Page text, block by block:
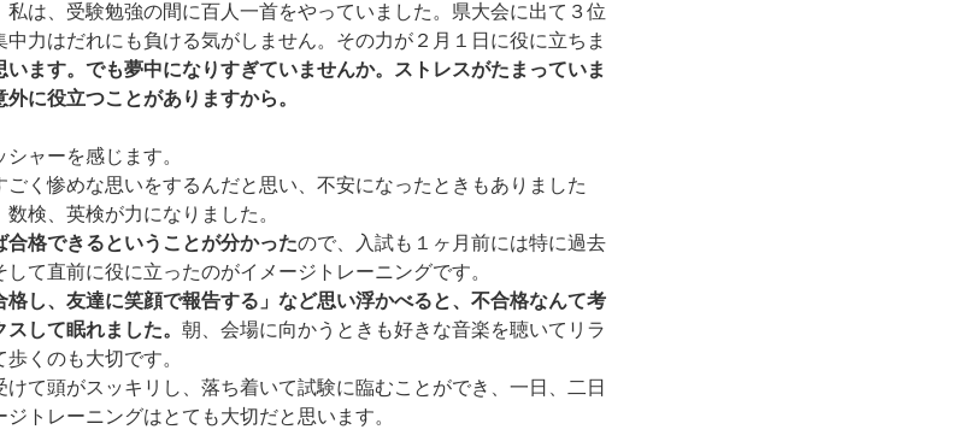
は、受験勉強の間に百人一首をやっていました。県大会に出て３位
力はだれにも負ける気がしません。その力が２月１日に役に立ちま
ます。でも夢中になりすぎていませんか。ストレスがたまっていま
に役立つことがありますから。
ャーを感じます。
く惨めな思いをするんだと思い、不安になったときもありました
検、英検が力になりました。
合格できるということが分かったので、入試も１ヶ月前には特に過去
て直前に役に立ったのがイメージトレーニングです。
格し、友達に笑顔で報告する」など思い浮かべると、不合格なんて考
して眠れました。 朝、会場に向かうときも好きな音楽を聴いてリラ
くのも大切です。
て頭がスッキリし、落ち着いて試験に臨むことができ、一日、二日
トレーニングはとても大切だと思います。